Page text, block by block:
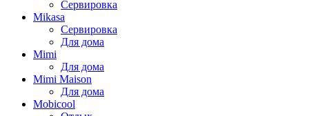
Сервировка
Mikasa
Сервировка
Для дома
Mimi
Для дома
Mimi Maison
Для дома
Mobicool